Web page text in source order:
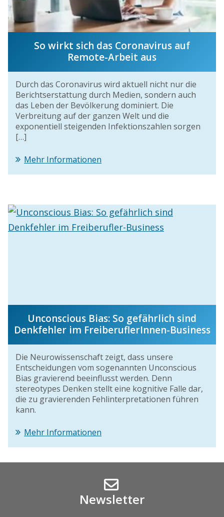
So wirkt sich das Coronavirus auf
Remote-Arbeit aus
Durch das Coronavirus wird aktuell nicht nur die
Berichtserstattung durch Medien, sondern auch
das Leben der Bevölkerung dominiert. Die
Verbreitung auf der ganzen Welt und die
exponentiell steigenden Infektionszahlen sorgen
[…]
Mehr Informationen
Unconscious Bias: So gefährlich sind
Denkfehler im FreiberuflerInnen-Business
Die Neurowissenschaft zeigt, dass unsere
Entscheidungen vom sogenannten Unconscious
Bias gravierend beeinflusst werden. Denn
stereotypes Denken stellt eine kognitive Falle dar,
die zu gravierenden Fehlinterpretationen führen
kann.
Mehr Informationen
Newsletter